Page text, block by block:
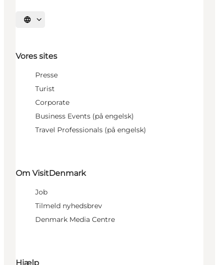
Vælg sprog
Vores sites
Presse
Turist
Corporate
Business Events (på engelsk)
Travel Professionals (på engelsk)
Om VisitDenmark
Job
Tilmeld nyhedsbrev
Denmark Media Centre
Hjælp